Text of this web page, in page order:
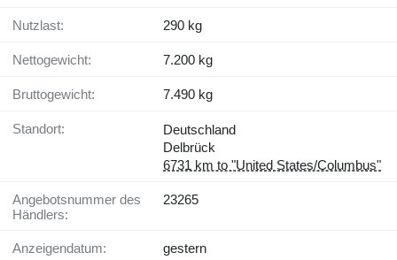
Nutzlast: 290 kg
Nettogewicht: 7.200 kg
Bruttogewicht: 7.490 kg
Standort:
Deutschland
Delbrück
6731 km to "United States/Columbus"
Angebotsnummer des
Händlers:
23265
Anzeigendatum: gestern